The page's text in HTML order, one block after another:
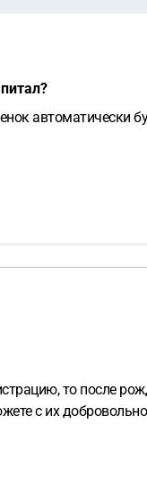
автоматически
то после
с их